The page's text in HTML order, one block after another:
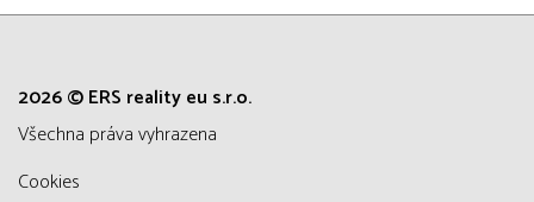
2026 © ERS reality eu s.r.o.
všechna práva vyhrazena
Cookies